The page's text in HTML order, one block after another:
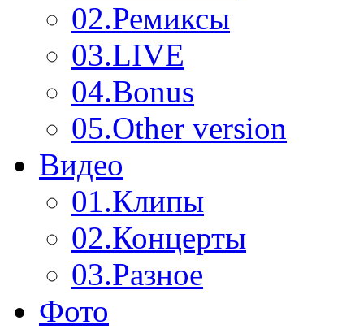
02.Ремиксы
03.LIVE
04.Bonus
05.Other version
Видео
01.Клипы
02.Концерты
03.Разное
Фото